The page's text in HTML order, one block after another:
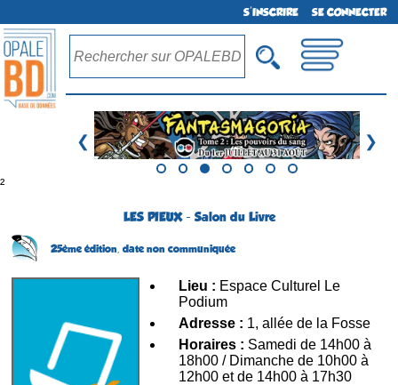
S'INSCRIRE SE CONNECTER
❮ ❯
²
LES PIEUX - Salon du Livre
25ème édition, date non communiquée
Lieu : Espace Culturel Le
Podium
Adresse : 1, allée de la Fosse
Horaires : Samedi de 14h00 à
18h00 / Dimanche de 10h00 à
12h00 et de 14h00 à 17h30